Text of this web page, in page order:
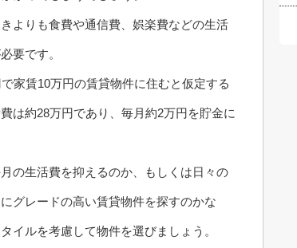
よりも食費や通信費、娯楽費などの生活
要です。
家賃10万円の賃貸物件に住むと仮定する
は約28万円であり、毎月約2万円を貯金に
の生活費を抑えるのか、もしくは日々の
グレードの高い賃貸物件を探すのかな
イルを考慮して物件を選びましょう。